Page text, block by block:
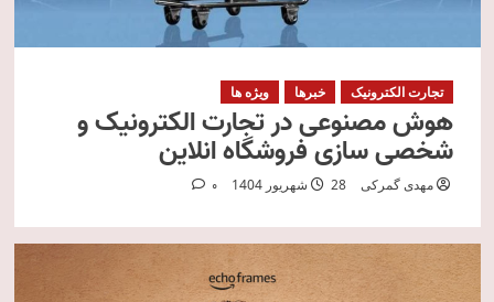
تجارت الکترونیک خبرها ویژه ها
هوش مصنوعی در تجارت الکترونیک و
شخصی سازی فروشگاه انلاین
مهدی گمرکی 28 شهریور 1404 0